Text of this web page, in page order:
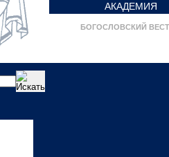
АКАДЕМИЯ
БОГОСЛОВСКИЙ